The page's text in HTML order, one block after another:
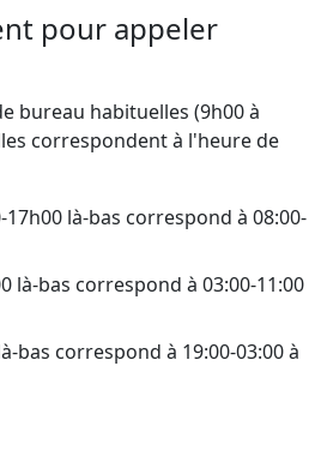
pour appeler
bureau habituelles (9h00 à
correspondent à l'heure de
17h00 là-bas correspond à 08:00-
là-bas correspond à 03:00-11:00
bas correspond à 19:00-03:00 à